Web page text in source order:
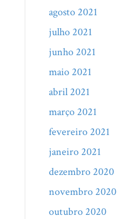
agosto 2021
julho 2021
junho 2021
maio 2021
abril 2021
março 2021
fevereiro 2021
janeiro 2021
dezembro 2020
novembro 2020
outubro 2020